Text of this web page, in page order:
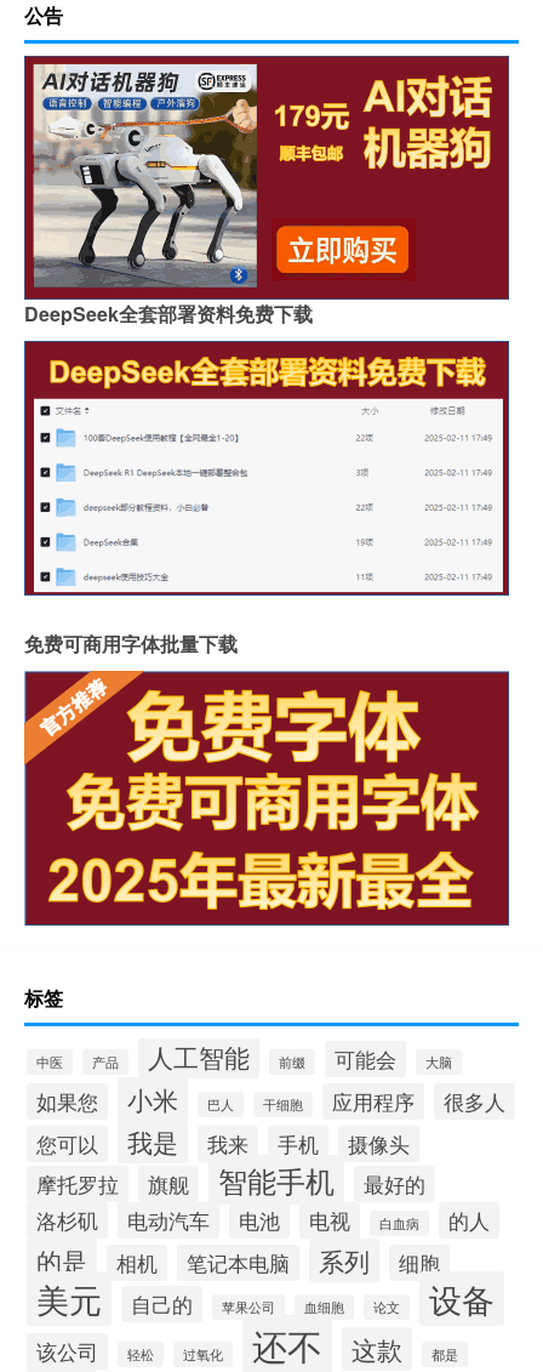
公告
DeepSeek全套部署资料免费下载
免费可商用字体批量下载
标签
中医 产品 人工智能 前缀 可能会 大脑
如果您 小米 巴人 干细胞 应用程序
很多人
您可以
我是 我来 手机
摄像头
摩托罗拉
旗舰 智能手机
最好的
洛杉矶
电动汽车 电池 电视 白血病 的人
的是 相机 笔记本电脑 系列 细胞
美元 自己的 苹果公司 血细胞 论文 设备
该公司 轻松 过氧化 还不 这款 都是